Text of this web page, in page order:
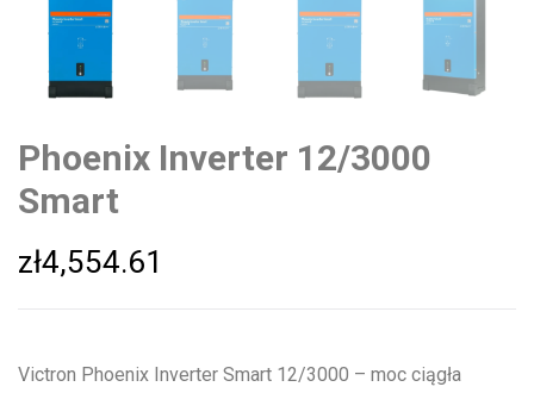
Phoenix Inverter 12/3000
Smart
zł4,554.61
Victron Phoenix Inverter Smart 12/3000 – moc ciągła